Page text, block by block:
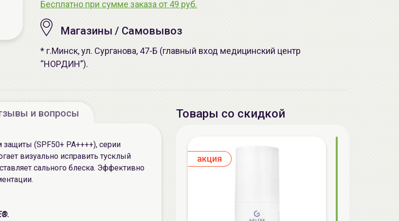
Бесплатно при сумме заказа от 49 руб.
Магазины / Самовывоз
* г.Минск, ул. Сурганова, 47-Б (главный вход медицинский центр
“НОРДИН”).
и вопросы
(SPF50+ PA++++), серии
визуально исправить тусклый
сального блеска. Эффективно
Товары со скидкой
aкция